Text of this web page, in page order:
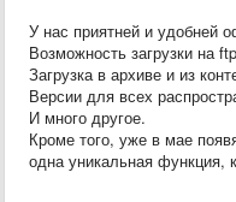
У нас приятней и удобней
Возможность загрузки на
Загрузка в архиве и из
Версии для всех
И много другое.
Кроме того, уже в мае
одна уникальная функция,